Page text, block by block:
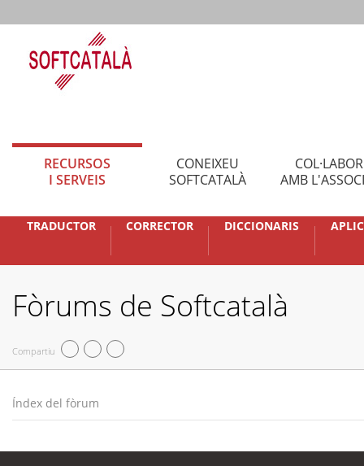
RECURSOS
I SERVEIS
CONEIXEU
SOFTCATALÀ
AMB
TRADUCTOR CORRECTOR DICCIONARIS
Fòrums de Softcatalà
Compartiu
Índex del fòrum